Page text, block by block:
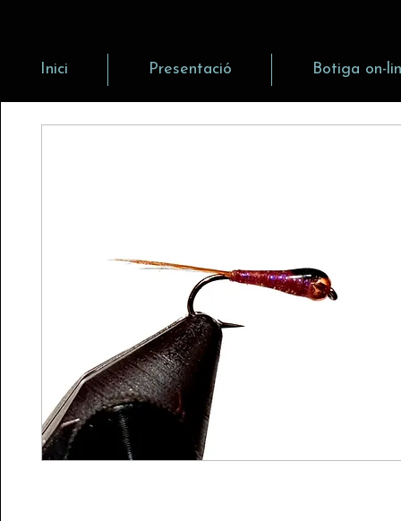
Inici Presentació Botiga on-